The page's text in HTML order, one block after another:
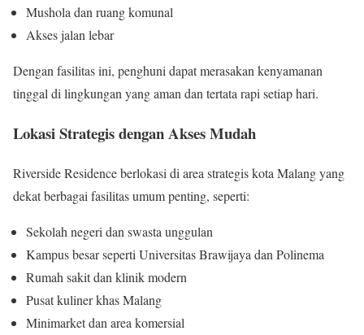
Mushola dan ruang komunal
Akses jalan lebar
Dengan fasilitas ini, penghuni dapat merasakan kenyamanan
tinggal di lingkungan yang aman dan tertata rapi setiap hari.
Lokasi Strategis dengan Akses Mudah
Riverside Residence berlokasi di area strategis kota Malang yang
dekat berbagai fasilitas umum penting, seperti:
Sekolah negeri dan swasta unggulan
Kampus besar seperti Universitas Brawijaya dan Polinema
Rumah sakit dan klinik modern
Pusat kuliner khas Malang
Minimarket dan area komersial